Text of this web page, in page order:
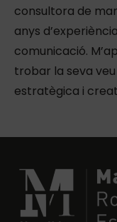
consultora de
anys
comunicació.
trobar la seva
estratègica i